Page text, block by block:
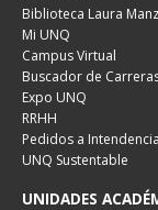
Biblioteca Laura
Mi UNQ
Campus Virtual
Buscador de
Expo UNQ
RRHH
Pedidos a Intendencia
UNQ Sustentable
UNIDADES